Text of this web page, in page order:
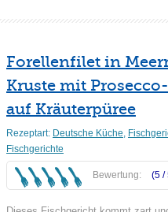
Forellenfilet in
Kruste mit
auf Kräuterpüree
Rezeptart: Deutsche Küche,
Fischgerichte
Bewertung: (5 /